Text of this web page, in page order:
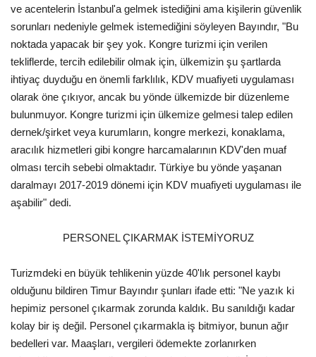
ve acentelerin İstanbul'a gelmek istediğini ama kişilerin güvenlik
sorunları nedeniyle gelmek istemediğini söyleyen Bayındır, "Bu
noktada yapacak bir şey yok. Kongre turizmi için verilen
tekliflerde, tercih edilebilir olmak için, ülkemizin şu şartlarda
ihtiyaç duyduğu en önemli farklılık, KDV muafiyeti uygulaması
olarak öne çıkıyor, ancak bu yönde ülkemizde bir düzenleme
bulunmuyor. Kongre turizmi için ülkemize gelmesi talep edilen
dernek/şirket veya kurumların, kongre merkezi, konaklama,
aracılık hizmetleri gibi kongre harcamalarının KDV'den muaf
olması tercih sebebi olmaktadır. Türkiye bu yönde yaşanan
daralmayı 2017-2019 dönemi için KDV muafiyeti uygulaması ile
aşabilir" dedi.
PERSONEL ÇIKARMAK İSTEMİYORUZ
Turizmdeki en büyük tehlikenin yüzde 40'lık personel kaybı
olduğunu bildiren Timur Bayındır şunları ifade etti: "Ne yazık ki
hepimiz personel çıkarmak zorunda kaldık. Bu sanıldığı kadar
kolay bir iş değil. Personel çıkarmakla iş bitmiyor, bunun ağır
bedelleri var. Maaşları, vergileri ödemekte zorlanırken